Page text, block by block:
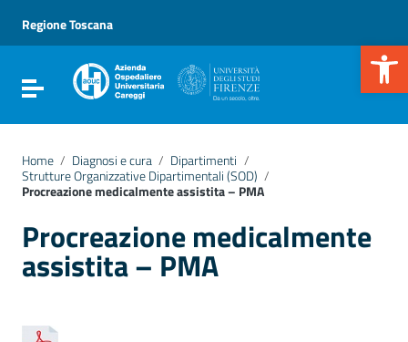
Vai al menu di navigazione
Vai al footer
Regione Toscana
Attiva / disattiva la navigazione
Home / Diagnosi e cura / Dipartimenti /
Strutture Organizzative Dipartimentali (SOD) /
Procreazione medicalmente assistita – PMA
Procreazione medicalmente
assistita – PMA